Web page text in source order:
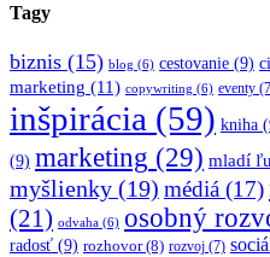
Tagy
biznis (15) blog (6) cestovanie (9)
marketing (11) copywriting (6) eventy
inšpirácia (59) kniha
(9) marketing (29) mladí
myšlienky (19) médiá (17)
(21) odvaha (6) osobný
radosť (9) rozhovor(8) rozvoj (7)